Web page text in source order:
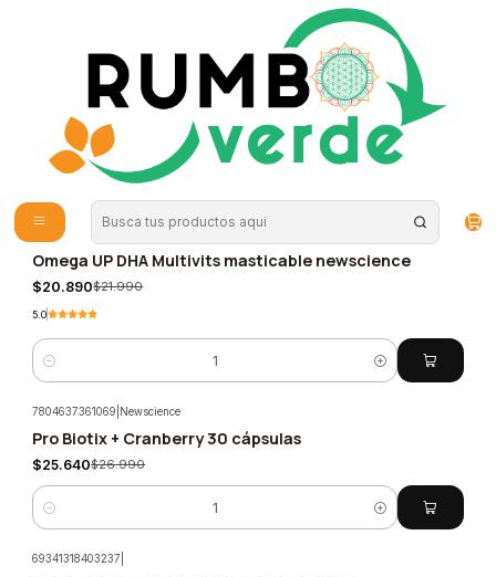
Envío gratis por compras sobre los 59.990 en la provincia de Santiago
NewScience
(22 Productos)
-5%
71760478217912
Omega UP DHA Multivits masticable newscience
$20.890$21.990
5.0
Cantidad
-5%
7804637361069 Newscience
Pro Biotix + Cranberry 30 cápsulas
$25.640$26.990
Cantidad
69341318403237